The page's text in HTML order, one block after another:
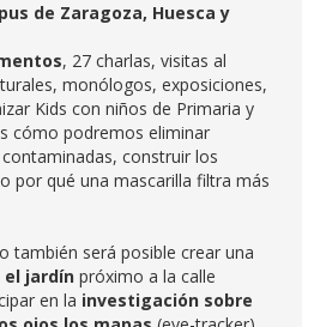
de Zaragoza, Huesca y
, 27 charlas, visitas al
monólogos, exposiciones,
Kids con niños de Primaria y
cómo podremos eliminar
construir los
por qué una mascarilla filtra más
también será posible crear una
el jardín próximo a la calle
en la investigación sobre